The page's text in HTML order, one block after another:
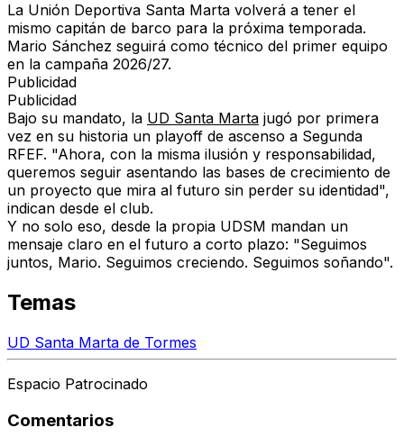
La Unión Deportiva Santa Marta volverá a tener el
mismo capitán de barco para la próxima temporada.
Mario Sánchez seguirá como técnico del primer equipo
en la campaña 2026/27.
Publicidad
Publicidad
Bajo su mandato, la UD Santa Marta jugó por primera
vez en su historia un playoff de ascenso a Segunda
RFEF. "Ahora, con la misma ilusión y responsabilidad,
queremos seguir asentando las bases de crecimiento de
un proyecto que mira al futuro sin perder su identidad",
indican desde el club.
Y no solo eso, desde la propia UDSM mandan un
mensaje claro en el futuro a corto plazo: "Seguimos
juntos, Mario. Seguimos creciendo. Seguimos soñando".
Temas
UD Santa Marta de Tormes
Espacio Patrocinado
Comentarios